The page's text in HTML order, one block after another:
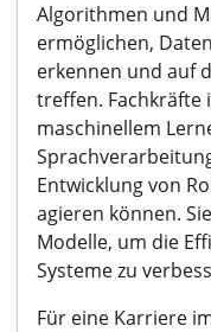
Algorithmen und
ermöglichen,
erkennen und auf
treffen. Fachkräfte
maschinellem
Entwicklung von
agieren können.
Modelle, um die
Systeme zu
Für eine Karriere